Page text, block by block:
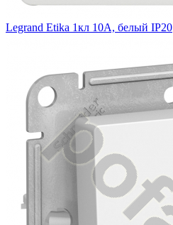
Legrand Etika 1кл 10А, белый IP20